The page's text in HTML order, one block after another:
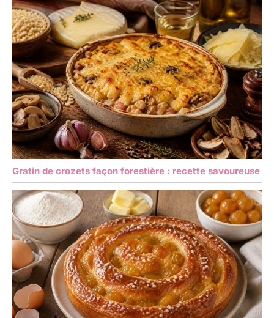
Gratin de crozets façon forestière : recette savoureuse